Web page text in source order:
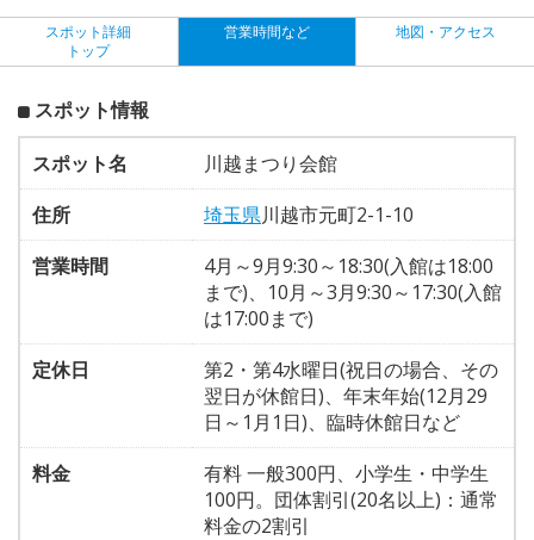
スポット詳細
トップ
営業時間など 地図・アクセス
スポット情報
スポット名
川越まつり会館
住所
埼玉県川越市元町2-1-10
営業時間
4月～9月9:30～18:30(入館は18:00
まで)、10月～3月9:30～17:30(入館
は17:00まで)
定休日
第2・第4水曜日(祝日の場合、その
翌日が休館日)、年末年始(12月29
日～1月1日)、臨時休館日など
料金
有料 一般300円、小学生・中学生
100円。団体割引(20名以上)：通常
料金の2割引